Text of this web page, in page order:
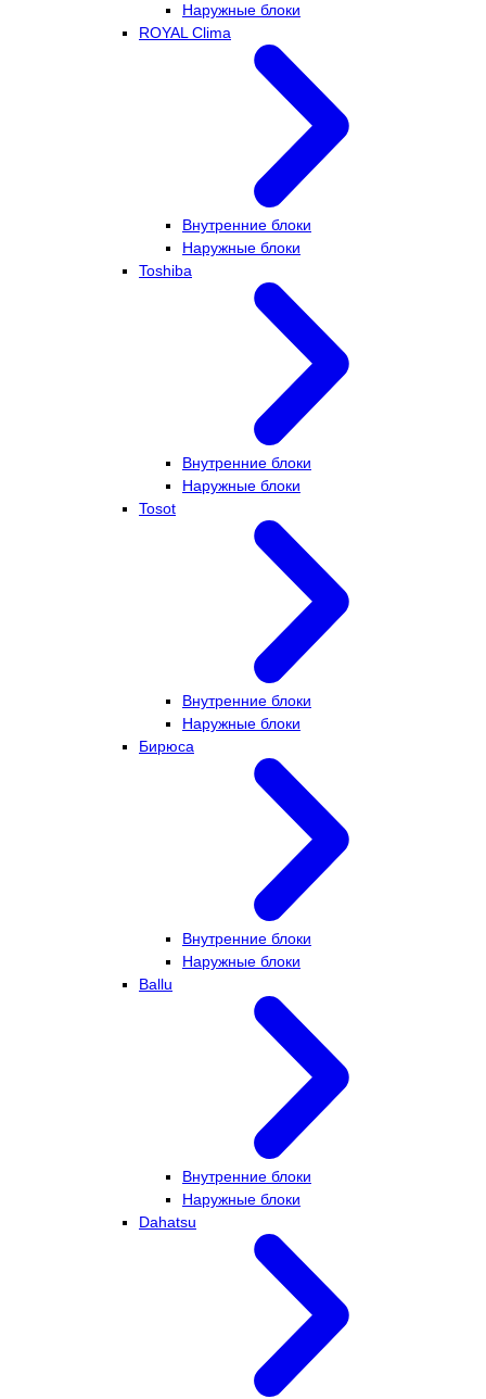
Наружные блоки
ROYAL Clima
Внутренние блоки
Наружные блоки
Toshiba
Внутренние блоки
Наружные блоки
Tosot
Внутренние блоки
Наружные блоки
Бирюса
Внутренние блоки
Наружные блоки
Ballu
Внутренние блоки
Наружные блоки
Dahatsu